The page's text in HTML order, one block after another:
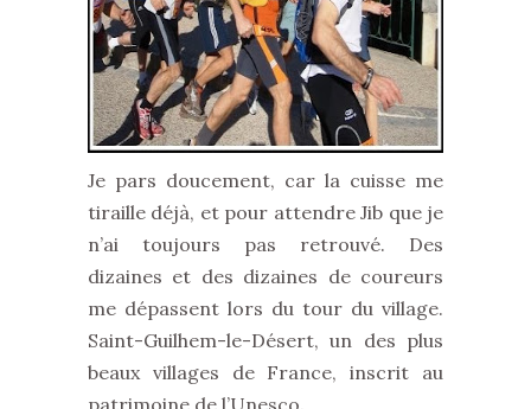
Je pars doucement, car la cuisse me
tiraille déjà, et pour attendre Jib que je
n’ai toujours pas retrouvé. Des
dizaines et des dizaines de coureurs
me dépassent lors du tour du village.
Saint-Guilhem-le-Désert, un des plus
beaux villages de France, inscrit au
patrimoine de l’Unesco.